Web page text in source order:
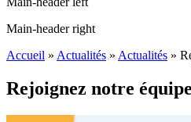
Main-header right
Accueil » Actualités » Actualités »
Rejoignez notre équipe